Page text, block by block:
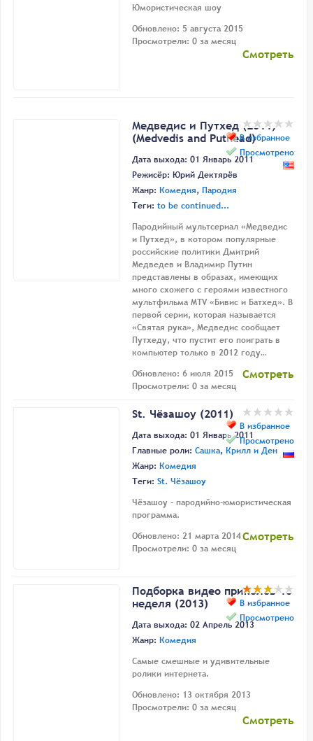
Юмористическая шоу
Обновлено: 5 августа 2015
Просмотрели: 0 за месяц
Смотреть
В избранное
Просмотрено
Медведис и Путхед (2011)
(Medvedis and Puthead)
Дата выхода: 01 Январь 2011
Режисёр: Юрий Дектярёв
Жанр: Комедия, Пародия
Теги: to be continued...
Пародийный мультсериал «Медведис
и Путхед», в котором популярные
российские политики Дмитрий
Медведев и Владимир Путин
представлены в образах, имеющих
много схожего с героями известного
мультфильма MTV «Бивис и Батхед». В
первой серии, которая называется
«Святая рука», Медведис сообщает
Путхеду, что пустит его поиграть в
компьютер только в 2012 году…
Обновлено: 6 июля 2015
Просмотрели: 0 за месяц
Смотреть
В избранное
Просмотрено
St. Чёзашоу (2011)
Дата выхода: 01 Январь 2011
Главные роли: Сашка, Крилл и Ден
Жанр: Комедия
Теги: St. Чёзашоу
Чёзашоу - пародийно-юмористическая
программа.
Обновлено: 21 марта 2014
Просмотрели: 0 за месяц
Смотреть
В избранное
Просмотрено
Подборка видео приколов 10
неделя (2013)
Дата выхода: 02 Апрель 2013
Жанр: Комедия
Самые смешные и удивительные
ролики интернета.
Обновлено: 13 октября 2013
Просмотрели: 0 за месяц
Смотреть